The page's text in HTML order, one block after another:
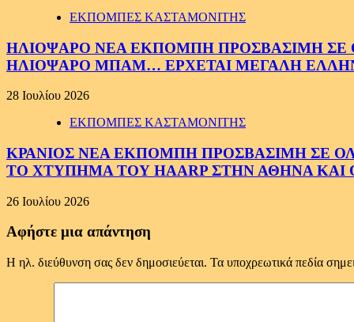
ΕΚΠΟΜΠΕΣ ΚΑΣΤΑΜΟΝΙΤΗΣ
ΗΛΙΟΨΑΡΟ ΝΕΑ ΕΚΠΟΜΠΗ ΠΡΟΣΒΑΣΙΜΗ ΣΕ
ΗΛΙΟΨΑΡΟ ΜΠΑΜ… ΕΡΧΕΤΑΙ ΜΕΓΑΛΗ
28 Ιουλίου 2026
ΕΚΠΟΜΠΕΣ ΚΑΣΤΑΜΟΝΙΤΗΣ
ΚΡΑΝΙΟΣ ΝΕΑ ΕΚΠΟΜΠΗ ΠΡΟΣΒΑΣΙΜΗ ΣΕ
ΤΟ ΧΤΥΠΗΜΑ ΤΟΥ HAARP ΣΤΗΝ ΑΘΗΝΑ
26 Ιουλίου 2026
Αφήστε μια απάντηση
Η ηλ. διεύθυνση σας δεν δημοσιεύεται. Τα υποχρεωτικά πεδία